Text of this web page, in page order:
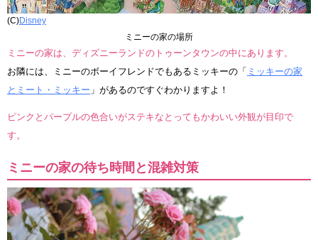
(C)Disney
ミニーの家の場所
ミニーの家は、ディズニーランドのトゥーンタウンの中にあります。
お隣には、ミニーのボーイフレンドでもあるミッキーの「 ミッキーの家
とミート・ミッキー 」があるのですぐわかりますよ！
ピンクとパープルの色合いがステキなとってもかわいい外観が目印で
す。
ミニーの家の待ち時間と混雑対策